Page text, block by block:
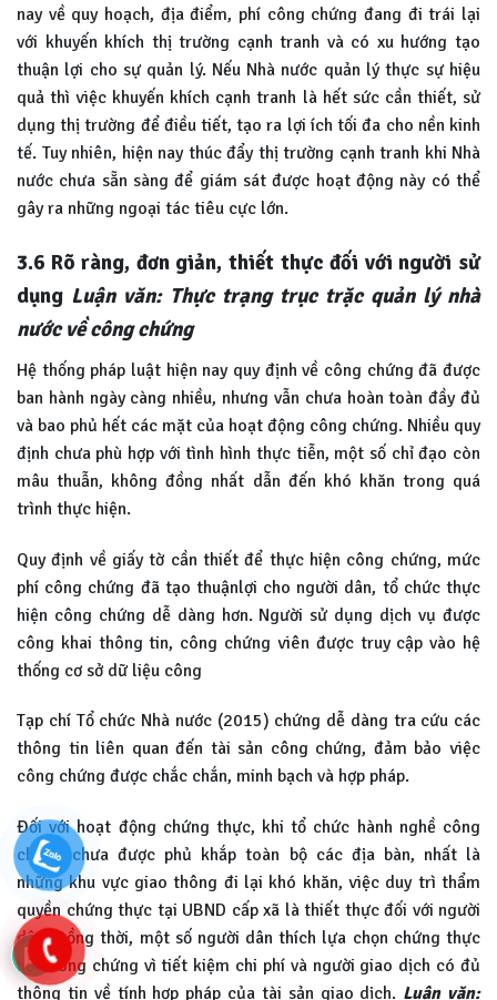
nay về quy hoạch, địa điểm, phí công chứng đang đi trái lại
với khuyến khích thị trường cạnh tranh và có xu hướng tạo
thuận lợi cho sự quản lý. Nếu Nhà nước quản lý thực sự hiệu
quả thì việc khuyến khích cạnh tranh là hết sức cần thiết, sử
dụng thị trường để điều tiết, tạo ra lợi ích tối đa cho nền kinh
tế. Tuy nhiên, hiện nay thúc đẩy thị trường cạnh tranh khi Nhà
nước chưa sẵn sàng để giám sát được hoạt động này có thể
gây ra những ngoại tác tiêu cực lớn.
3.6 Rõ ràng, đơn giản, thiết thực đối với người sử
dụng Luận văn: Thực trạng trục trặc quản lý nhà
nước về công chứng
Hệ thống pháp luật hiện nay quy định về công chứng đã được
ban hành ngày càng nhiều, nhưng vẫn chưa hoàn toàn đầy đủ
và bao phủ hết các mặt của hoạt động công chứng. Nhiều quy
định chưa phù hợp với tình hình thực tiễn, một số chỉ đạo còn
mâu thuẫn, không đồng nhất dẫn đến khó khăn trong quá
trình thực hiện.
Quy định về giấy tờ cần thiết để thực hiện công chứng, mức
phí công chứng đã tạo thuậnlợi cho người dân, tổ chức thực
hiện công chứng dễ dàng hơn. Người sử dụng dịch vụ được
công khai thông tin, công chứng viên được truy cập vào hệ
thống cơ sở dữ liệu công
Tạp chí Tổ chức Nhà nước (2015) chứng dễ dàng tra cứu các
thông tin liên quan đến tài sản công chứng, đảm bảo việc
công chứng được chắc chắn, minh bạch và hợp pháp.
Đối với hoạt động chứng thực, khi tổ chức hành nghề công
chứng chưa được phủ khắp toàn bộ các địa bàn, nhất là
những khu vực giao thông đi lại khó khăn, việc duy trì thẩm
quyền chứng thực tại UBND cấp xã là thiết thực đối với người
dân. Đồng thời, một số người dân thích lựa chọn chứng thực
hơn công chứng vì tiết kiệm chi phí và người giao dịch có đủ
thông tin về tính hợp pháp của tài sản giao dịch. Luận văn: